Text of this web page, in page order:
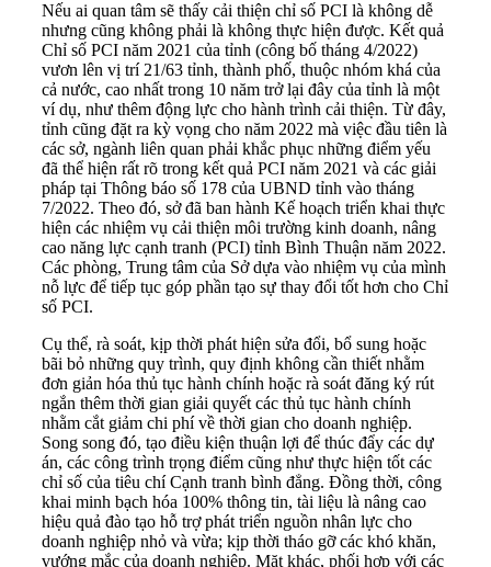
Nếu ai quan tâm sẽ thấy cải thiện chỉ số PCI là không dễ
nhưng cũng không phải là không thực hiện được. Kết quả
Chỉ số PCI năm 2021 của tỉnh (công bố tháng 4/2022)
vươn lên vị trí 21/63 tỉnh, thành phố, thuộc nhóm khá của
cả nước, cao nhất trong 10 năm trở lại đây của tỉnh là một
ví dụ, như thêm động lực cho hành trình cải thiện. Từ đây,
tỉnh cũng đặt ra kỳ vọng cho năm 2022 mà việc đầu tiên là
các sở, ngành liên quan phải khắc phục những điểm yếu
đã thể hiện rất rõ trong kết quả PCI năm 2021 và các giải
pháp tại Thông báo số 178 của UBND tỉnh vào tháng
7/2022. Theo đó, sở đã ban hành Kế hoạch triển khai thực
hiện các nhiệm vụ cải thiện môi trường kinh doanh, nâng
cao năng lực cạnh tranh (PCI) tỉnh Bình Thuận năm 2022.
Các phòng, Trung tâm của Sở dựa vào nhiệm vụ của mình
nỗ lực để tiếp tục góp phần tạo sự thay đổi tốt hơn cho Chỉ
số PCI.
Cụ thể, rà soát, kịp thời phát hiện sửa đổi, bổ sung hoặc
bãi bỏ những quy trình, quy định không cần thiết nhằm
đơn giản hóa thủ tục hành chính hoặc rà soát đăng ký rút
ngắn thêm thời gian giải quyết các thủ tục hành chính
nhằm cắt giảm chi phí về thời gian cho doanh nghiệp.
Song song đó, tạo điều kiện thuận lợi để thúc đẩy các dự
án, các công trình trọng điểm cũng như thực hiện tốt các
chỉ số của tiêu chí Cạnh tranh bình đẳng. Đồng thời, công
khai minh bạch hóa 100% thông tin, tài liệu là nâng cao
hiệu quả đào tạo hỗ trợ phát triển nguồn nhân lực cho
doanh nghiệp nhỏ và vừa; kịp thời tháo gỡ các khó khăn,
vướng mắc của doanh nghiệp. Mặt khác, phối hợp với các